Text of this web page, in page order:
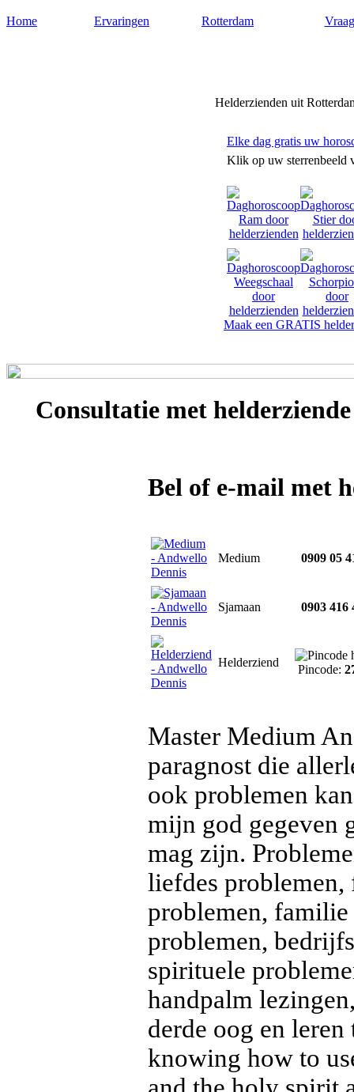
Home Ervaringen Rotterdam
Helderzienden uit
Elke dag gratis uw
Klik op uw sterrenbeeld
Maak een GRATIS
Consultatie met
Bel of e-mail met
Medium 0909 05
Sjamaan 0903 416
Helderziend
Pincode:
Master Medium
paragnost die
ook problemen
mijn god gegeven
mag zijn.
liefdes problemen,
problemen, familie
problemen,
spirituele
handpalm
derde oog en
knowing how to